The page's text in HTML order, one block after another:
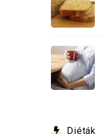
Diéták